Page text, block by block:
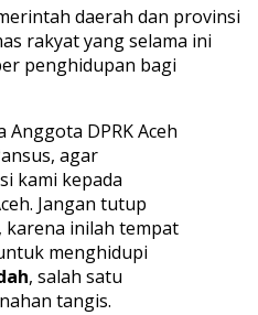
daerah dan provinsi
rakyat yang selama ini
penghidupan bagi
Anggota DPRK Aceh
agar
kami kepada
Jangan tutup
karena inilah tempat
menghidupi
, salah satu
tangis.